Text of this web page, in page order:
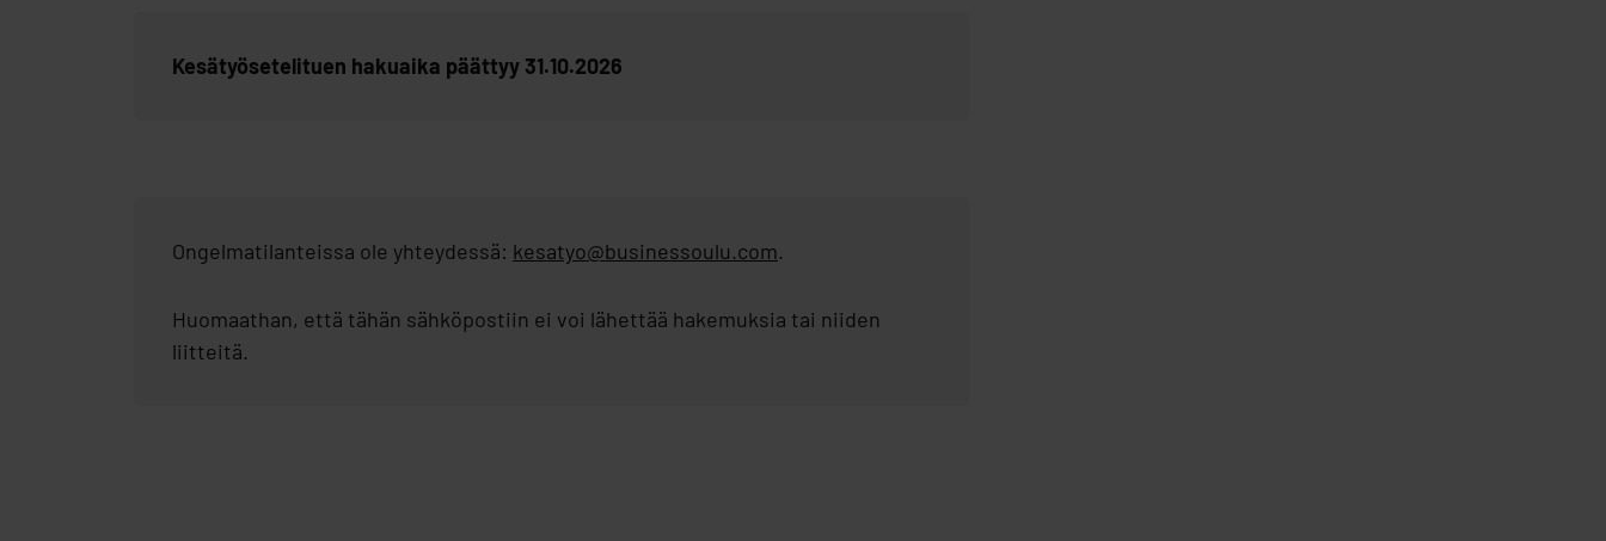
Kesätyösetelituen hakuaika päättyy 31.10.2026
Ongelmatilanteissa ole yhteydessä: kesatyo@businessoulu.com.
Huomaathan, että tähän sähköpostiin ei voi lähettää hakemuksia tai niiden
liitteitä.